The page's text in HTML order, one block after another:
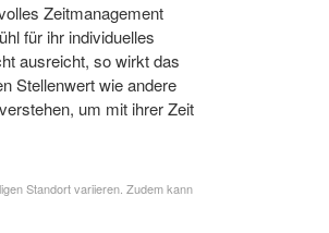
Zeitmanagement
für ihr individuelles
ausreicht, so wirkt das
Stellenwert wie andere
um mit ihrer Zeit
Standort variieren. Zudem kann